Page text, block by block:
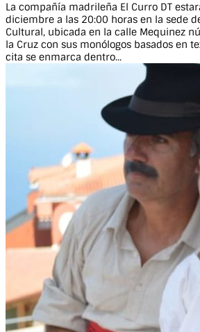
La compañía madrileña El Curro DT
diciembre a las 20:00 horas en la sede
Cultural, ubicada en la calle Mequinez
la Cruz con sus monólogos basados en
cita se enmarca dentro...